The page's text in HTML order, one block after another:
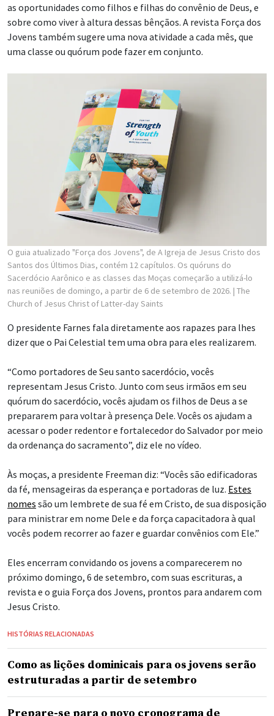
as oportunidades como filhos e filhas do convênio de Deus, e
sobre como viver à altura dessas bênçãos. A revista Força dos
Jovens também sugere uma nova atividade a cada mês, que
uma classe ou quórum pode fazer em conjunto.
O guia atualizado "Força dos Jovens", de A Igreja de Jesus Cristo dos
Santos dos Últimos Dias, contém 12 capítulos. Os quóruns do
Sacerdócio Aarônico e as classes das Moças começarão a utilizá-lo
nas reuniões de domingo, a partir de 6 de setembro de 2026. | The
Church of Jesus Christ of Latter-day Saints
O presidente Farnes fala diretamente aos rapazes para lhes
dizer que o Pai Celestial tem uma obra para eles realizarem.
“Como portadores de Seu santo sacerdócio, vocês
representam Jesus Cristo. Junto com seus irmãos em seu
quórum do sacerdócio, vocês ajudam os filhos de Deus a se
prepararem para voltar à presença Dele. Vocês os ajudam a
acessar o poder redentor e fortalecedor do Salvador por meio
da ordenança do sacramento”, diz ele no vídeo.
Às moças, a presidente Freeman diz: “Vocês são edificadoras
da fé, mensageiras da esperança e portadoras de luz. Estes
nomes são um lembrete de sua fé em Cristo, de sua disposição
para ministrar em nome Dele e da força capacitadora à qual
vocês podem recorrer ao fazer e guardar convênios com Ele.”
Eles encerram convidando os jovens a comparecerem no
próximo domingo, 6 de setembro, com suas escrituras, a
revista e o guia Força dos Jovens, prontos para andarem com
Jesus Cristo.
HISTÓRIAS RELACIONADAS
Como as lições dominicais para os jovens serão
estruturadas a partir de setembro